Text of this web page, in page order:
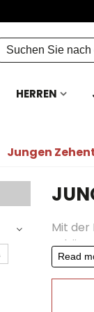
HERREN
Jungen
Mit der
sowohl
Read